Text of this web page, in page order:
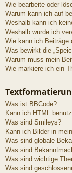
Wie bearbeite oder
Warum kann ich auf
Weshalb kann ich
Weshalb wurde ich
Wie kann ich Beiträge
Was bewirkt die
Warum muss mein
Wie markiere ich ein
Was ist BBCode?
Kann ich HTML
Was sind Smileys?
Kann ich Bilder in
Was sind globale
Was sind
Was sind wichtige
Was sind